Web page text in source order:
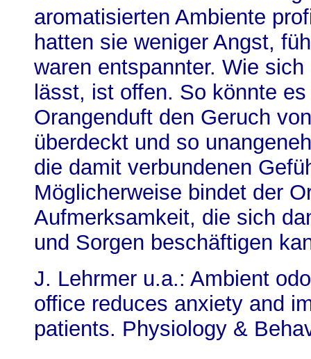
aromatisierten Ambiente
hatten sie weniger Angst,
waren entspannter. Wie
lässt, ist offen. So könnte
Orangenduft den Geruch
überdeckt und so
die damit verbundenen
Möglicherweise bindet der
Aufmerksamkeit, die sich
und Sorgen beschäftigen
J. Lehrmer u.a.: Ambient
office reduces anxiety and
patients. Physiology &